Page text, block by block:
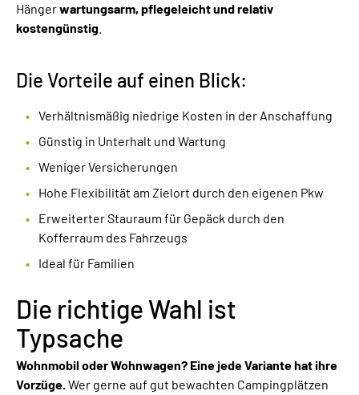
Hängerwartungsarm, pflegeleicht und relativ
kostengünstig
Die Vorteile auf einen Blick:
Verhältnismäßig niedrige Kosten in der Anschaffung
Günstig in Unterhalt und Wartung
Weniger Versicherungen
Hohe Flexibilität am Zielort durch den eigenen Pkw
Erweiterter Stauraum für Gepäck durch den
Kofferraum des Fahrzeugs
Ideal für Familien
Die richtige Wahl ist
Typsache
Wohnmobil oder Wohnwagen? Eine jede Variante hat ihre
Vorzüge.Wer gerne auf gut bewachten Campingplätzen